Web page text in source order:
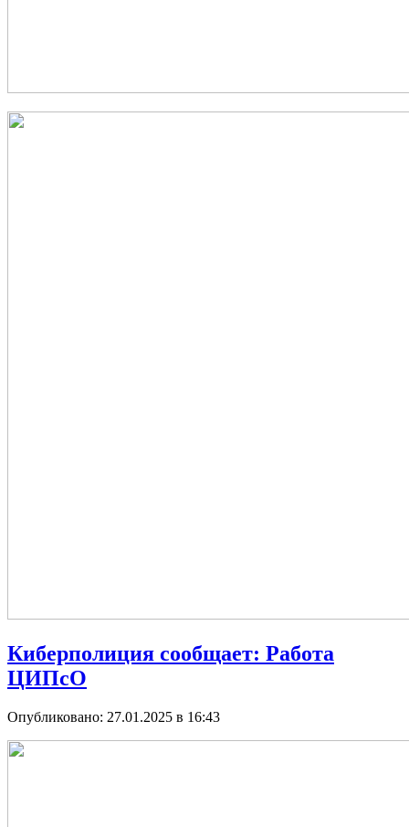
Киберполиция сообщает: Работа
ЦИПсО
Опубликовано: 27.01.2025 в 16:43